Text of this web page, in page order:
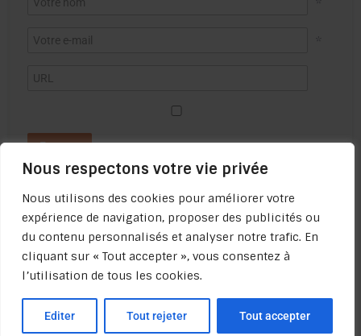
Nous respectons votre vie privée
Nous utilisons des cookies pour améliorer votre
expérience de navigation, proposer des publicités ou
du contenu personnalisés et analyser notre trafic. En
cliquant sur « Tout accepter », vous consentez à
l’utilisation de tous les cookies.
Editer Tout rejeter Tout accepter